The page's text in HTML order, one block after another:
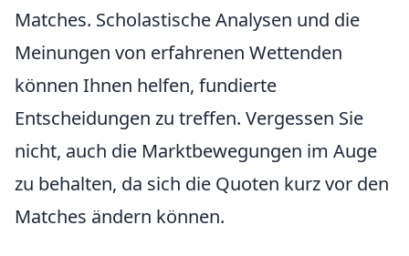
Matches. Scholastische Analysen und die
Meinungen von erfahrenen Wettenden
können Ihnen helfen, fundierte
Entscheidungen zu treffen. Vergessen Sie
nicht, auch die Marktbewegungen im Auge
zu behalten, da sich die Quoten kurz vor den
Matches ändern können.